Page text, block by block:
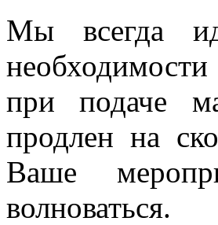
Мы всегда
при подаче
продлен на
Ваше
волноваться.